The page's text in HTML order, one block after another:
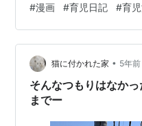
#漫画 #育児日記 #育
猫に付かれた家 • 5年前
そんなつもりはなか
までー